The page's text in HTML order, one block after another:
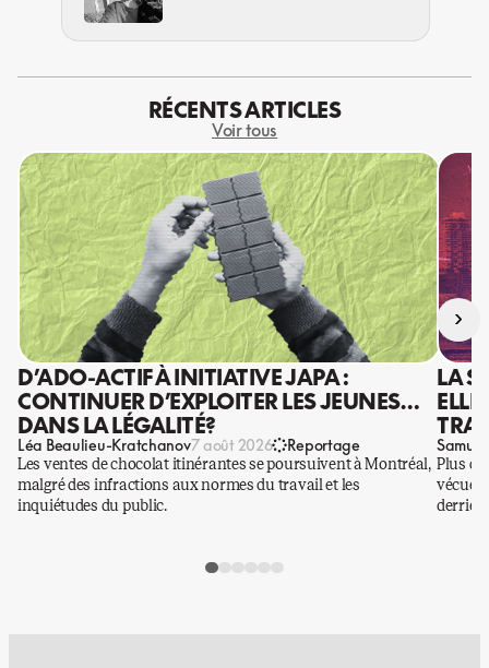
RÉCENTS ARTICLES
Voir tous
D’ADO-ACTIF À INITIATIVE JAPA :
CONTINUER D’EXPLOITER LES JEUNES…
DANS LA LÉGALITÉ?
Léa Beaulieu-Kratchanov7 août 2026 Reportage
Les ventes de chocolat itinérantes se poursuivent à Montréal,
malgré des infractions aux normes du travail et les
inquiétudes du public.
LA
Plus
vécues
›